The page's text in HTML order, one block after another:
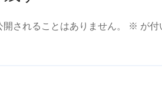
されることはありません。 ※ が付